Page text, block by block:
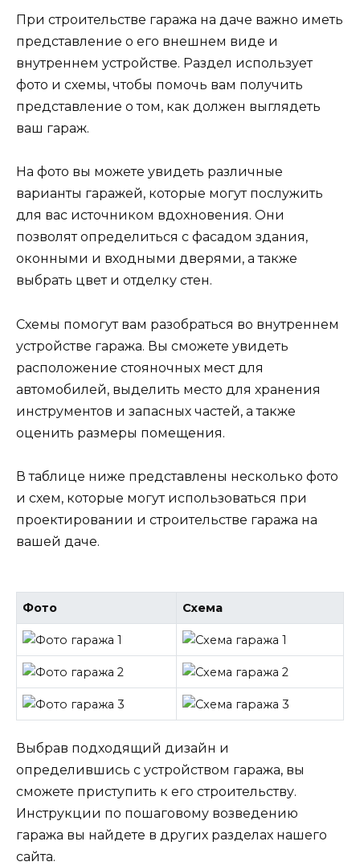
При строительстве гаража на даче важно иметь
представление о его внешнем виде и
внутреннем устройстве. Раздел использует
фото и схемы, чтобы помочь вам получить
представление о том, как должен выглядеть
ваш гараж.
На фото вы можете увидеть различные
варианты гаражей, которые могут послужить
для вас источником вдохновения. Они
позволят определиться с фасадом здания,
оконными и входными дверями, а также
выбрать цвет и отделку стен.
Схемы помогут вам разобраться во внутреннем
устройстве гаража. Вы сможете увидеть
расположение стояночных мест для
автомобилей, выделить место для хранения
инструментов и запасных частей, а также
оценить размеры помещения.
В таблице ниже представлены несколько фото
и схем, которые могут использоваться при
проектировании и строительстве гаража на
вашей даче.
Фото Схема
Выбрав подходящий дизайн и
определившись с устройством гаража, вы
сможете приступить к его строительству.
Инструкции по пошаговому возведению
гаража вы найдете в других разделах нашего
сайта.